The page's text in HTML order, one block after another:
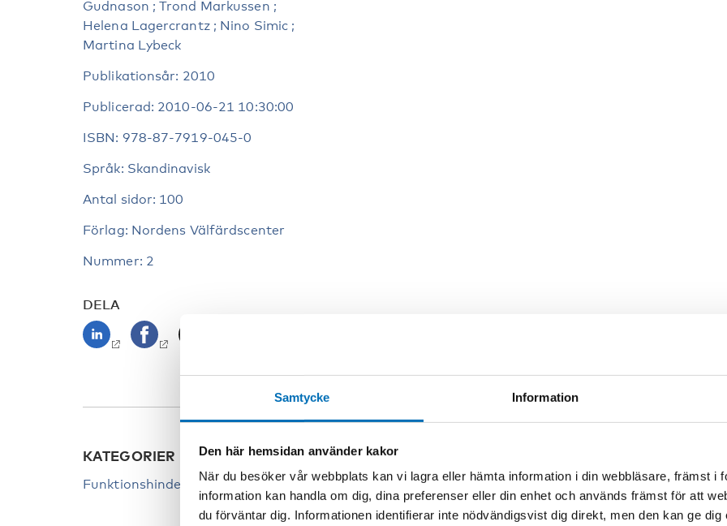
Samtycke Information
Den här hemsidan använder kakor
När du besöker vår webbplats kan vi lagra eller hämta information i din webbläsare, främst i
information kan handla om dig, dina preferenser eller din enhet och används främst för att
du förväntar dig. Informationen identifierar inte nödvändigsvist dig direkt, men den kan ge dig
Gudnason ; Trond Markussen ;
Helena Lagercrantz ; Nino Simic ;
Martina Lybeck
Publikationsår: 2010
Publicerad: 2010-06-21 10:30:00
ISBN: 978-87-7919-045-0
Språk: Skandinavisk
Antal sidor: 100
Förlag: Nordens Välfärdscenter
Nummer: 2
DELA
KATEGORIER
Funktionshinder
NYCKELORD
Dövblindhet